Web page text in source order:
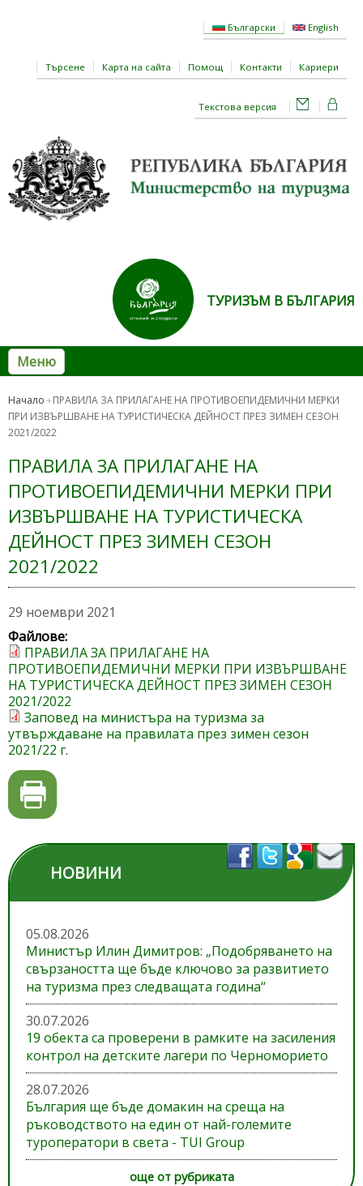
Български English
Търсене Карта на сайта Помощ Контакти Кариери
Текстова версия
ТУРИЗЪМ В БЪЛГАРИЯ
Меню
Начало
ПРАВИЛА ЗА ПРИЛАГАНЕ НА ПРОТИВОЕПИДЕМИЧНИ МЕРКИ
ПРИ ИЗВЪРШВАНЕ НА ТУРИСТИЧЕСКА ДЕЙНОСТ ПРЕЗ ЗИМЕН СЕЗОН
2021/2022
ПРАВИЛА ЗА ПРИЛАГАНЕ НА
ПРОТИВОЕПИДЕМИЧНИ МЕРКИ ПРИ
ИЗВЪРШВАНЕ НА ТУРИСТИЧЕСКА
ДЕЙНОСТ ПРЕЗ ЗИМЕН СЕЗОН
2021/2022
29 ноември 2021
Файлове:
ПРАВИЛА ЗА ПРИЛАГАНЕ НА
ПРОТИВОЕПИДЕМИЧНИ МЕРКИ ПРИ ИЗВЪРШВАНЕ
НА ТУРИСТИЧЕСКА ДЕЙНОСТ ПРЕЗ ЗИМЕН СЕЗОН
2021/2022
Заповед на министърa на туризма за
утвърждаване на правилата през зимен сезон
2021/22 г.
НОВИНИ
05.08.2026
Министър Илин Димитров: „Подобряването на
свързаността ще бъде ключово за развитието
на туризма през следващата година“
30.07.2026
19 обекта са проверени в рамките на засиления
контрол на детските лагери по Черноморието
28.07.2026
България ще бъде домакин на среща на
ръководството на един от най-големите
туроператори в света - TUI Group
още от рубриката